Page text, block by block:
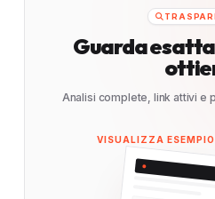
Guarda
Analisi complete, link attivi e
VISUALIZZA